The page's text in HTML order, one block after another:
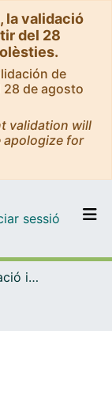
la validació
del 28
de
de agosto
validation will
apologize for
el DD
sessió (current)
Mètodes d'Investigació i Diagnòstic en Educació